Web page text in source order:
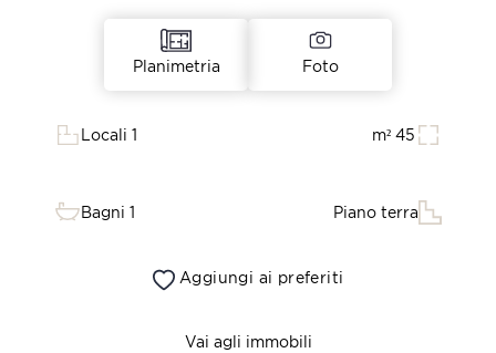
Planimetria Foto
Locali 1 m² 45
Bagni 1 Piano terra
Aggiungi ai preferiti
Vai agli immobili